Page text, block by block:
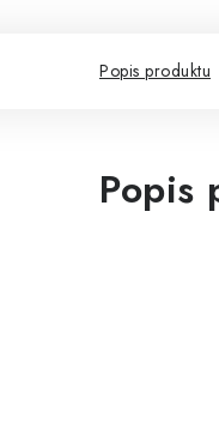
Popis produktu
Popis